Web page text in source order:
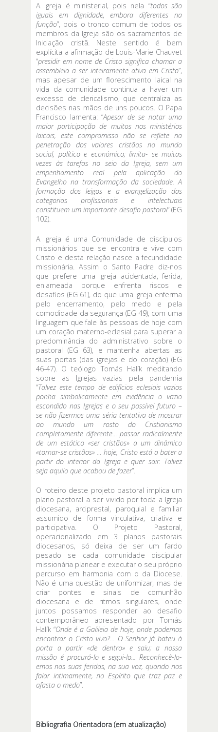
A Igreja é ministerial, pois nela “todossão
iguais em dignidade, embora diferentes na
função”, pois o tronco comum de todos os
membros da Igreja são os sacramentos de
Iniciação cristã. Neste sentido é bem
explícita a afirmação de Louis-Marie Chauvet
“presidirem nome de Cristo significa chamar a
assembleia a ser inteiramente ativa em Cristo”,
mas apesar de um florescimento laical na
vida da comunidade continua a haver um
excesso de clericalismo, que centraliza as
decisões nas mãos de uns poucos. O Papa
Francisco lamenta: “Apesar de se notar uma
maior participação de muitos nos ministérios
laicais, este compromisso não se reflete na
penetração dos valores cristãos no mundo
social, político e económico; limita- se muitas
vezes às tarefas no seio da Igreja, sem um
empenhamento real pela aplicação do
Evangelho na transformação da sociedade. A
formação dos leigos e a evangelização das
categorias profissionais e intelectuais
constituem um importante desafio pastoral” (EG
102).
A Igreja é uma Comunidade de discípulos
missionários que se encontra e vive com
Cristo e desta relação nasce a fecundidade
missionária. Assim o Santo Padre diz-nos
que prefere uma Igreja acidentada, ferida,
enlameada porque enfrenta riscos e
desafios (EG 61), do que uma Igreja enferma
pelo encerramento, pelo medo e pela
comodidade da segurança (EG 49), com uma
linguagem que fale às pessoas de hoje com
um coração materno-eclesial para superar a
predominância do administrativo sobre o
pastoral (EG 63), e mantenha abertas as
suas portas (das igrejas e do coração) (EG
46-47). O teólogo Tomás Halík meditando
sobre as Igrejas vazias pela pandemia
“Talvez este tempo de edifícios eclesiais vazios
ponha simbolicamente em evidência o vazio
escondido nas Igrejas e o seu possível futuro –
se não fizermos uma séria tentativa de mostrar
ao mundo um rosto do Cristianismo
completamente diferente… passar radicalmente
de um estático «ser cristãos» a um dinâmico
«tornar-se cristãos» … hoje, Cristo está a bater a
partir do interior da Igreja e quer sair. Talvez
seja aquilo que acabou de fazer”.
O roteiro deste projeto pastoral implica um
plano pastoral a ser vivido por toda a Igreja
diocesana, arciprestal, paroquial e familiar
assumido de forma vinculativa, criativa e
participativa. O Projeto Pastoral,
operacionalizado em 3 planos pastorais
diocesanos, só deixa de ser um fardo
pesado se cada comunidade discipular
missionária planear e executar o seu próprio
percurso em harmonia com o da Diocese.
Não é uma questão de uniformizar, mas de
criar pontes e sinais de comunhão
diocesana e de ritmos singulares, onde
juntos possamos responder ao desafio
contemporâneo apresentado por Tomás
Halík “Onde é a Galileia de hoje, onde podemos
encontrar o Cristo vivo?... O Senhor já bateu à
porta a partir «de dentro» e saiu; a nossa
missão é procurá-lo e segui-lo... Reconhecê-lo-
emos nas suas feridas, na sua voz, quando nos
falar intimamente, no Espírito que traz paz e
afasta o medo”.
Bibliografia Orientadora (em atualização)